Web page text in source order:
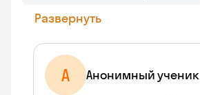
Развернуть
А Анонимный ученик